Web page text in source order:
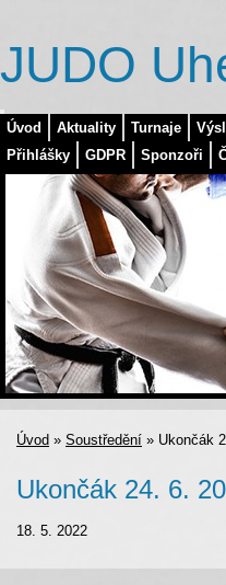
Úvod Aktuality Turnaje
Přihlášky
GDPR Sponzoři
JUDO
Úvod » Soustředění » Ukončák
Ukončák 24. 6.
18. 5. 2022